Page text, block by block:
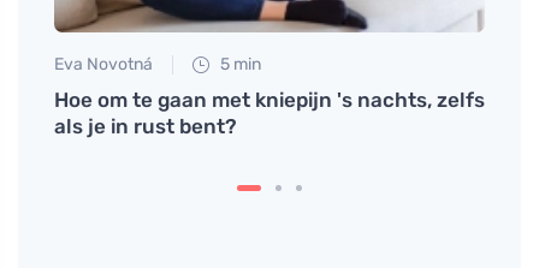
Eva Novotná 5 min
Hoe om te gaan met kniepijn 's nachts, zelfs
als je in rust bent?